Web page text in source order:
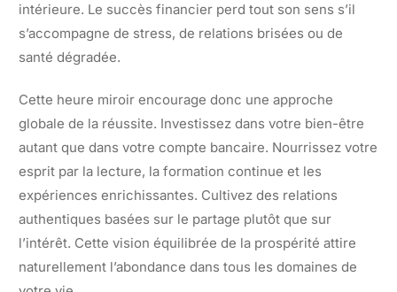
intérieure. Le succès financier perd tout son sens s’il
s’accompagne de stress, de relations brisées ou de
santé dégradée.
Cette heure miroir encourage donc une approche
globale de la réussite. Investissez dans votre bien-être
autant que dans votre compte bancaire. Nourrissez votre
esprit par la lecture, la formation continue et les
expériences enrichissantes. Cultivez des relations
authentiques basées sur le partage plutôt que sur
l’intérêt. Cette vision équilibrée de la prospérité attire
naturellement l’abondance dans tous les domaines de